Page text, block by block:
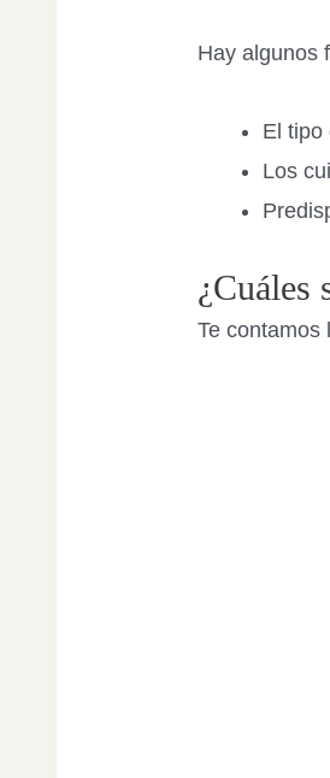
Hay algunos
El tipo
Los
¿Cuáles
Te contamos